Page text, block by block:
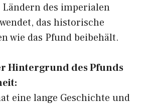
des imperialen
das historische
wie das Pfund beibehält.
Hintergrund des Pfunds
eine lange Geschichte und